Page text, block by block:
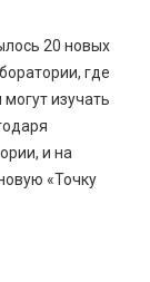
20 новых
где
изучать
и на
«Точку